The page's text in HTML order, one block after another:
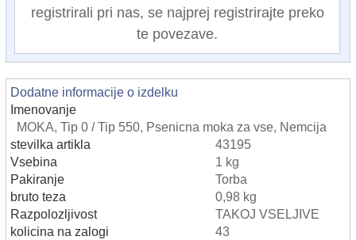
registrirali pri nas, se najprej registrirajte preko
te povezave.
Dodatne informacije o izdelku
Imenovanje
MOKA, Tip 0 / Tip 550, Psenicna moka za vse, Nemcija
stevilka artikla
43195
Vsebina
1 kg
Pakiranje
Torba
bruto teza
0,98 kg
Razpolozljivost
TAKOJ VSELJIVE
kolicina na zalogi
43